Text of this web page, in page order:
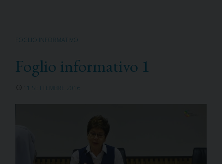
FOGLIO INFORMATIVO
Foglio informativo 1
11 SETTEMBRE 2016